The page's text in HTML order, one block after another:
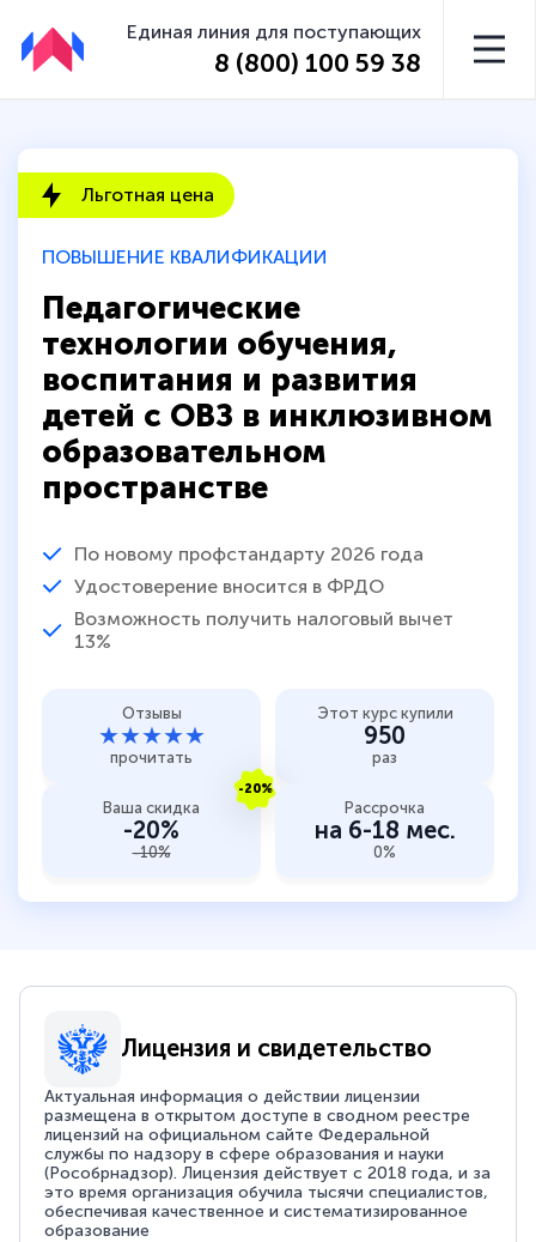
Единая линия для поступающих
8 (800) 100 59 38
ПОВЫШЕНИЕ КВАЛИФИКАЦИИ
Педагогические
технологии обучения,
воспитания и развития
детей с ОВЗ в инклюзивном
образовательном
пространстве
По новому профстандарту 2026 года
Удостоверение вносится в ФРДО
Возможность получить налоговый вычет
13%
Льготная цена
Отзывы
★★★★★
прочитать
Этот курс купили
950
раз
-20%
Ваша скидка
-20%
-10%
Рассрочка
на 6-18 мес.
0%
Лицензия и свидетельство
Актуальная информация о действии лицензии
размещена в открытом доступе в сводном реестре
лицензий на официальном сайте Федеральной
службы по надзору в сфере образования и науки
(Рособрнадзор). Лицензия действует с 2018 года, и за
это время организация обучила тысячи специалистов,
обеспечивая качественное и систематизированное
образование